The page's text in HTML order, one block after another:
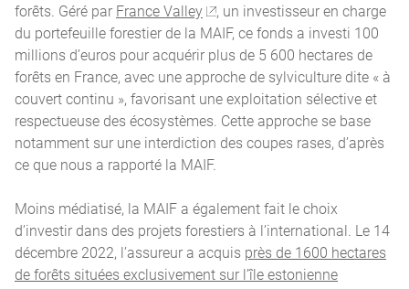
forêts. Géré par France Valley
, un investisseur en charge
du portefeuille forestier de la MAIF, ce fonds a investi 100
millions d’euros pour acquérir plus de 5 600 hectares de
forêts en France, avec une approche de sylviculture dite « à
couvert continu », favorisant une exploitation sélective et
respectueuse des écosystèmes. Cette approche se base
notamment sur une interdiction des coupes rases, d’après
ce que nous a rapporté la MAIF.
Moins médiatisé, la MAIF a également fait le choix
d’investir dans des projets forestiers à l’international. Le 14
décembre 2022, l’assureur a acquis près de 1600 hectares
de forêts situées exclusivement sur l’île estonienne